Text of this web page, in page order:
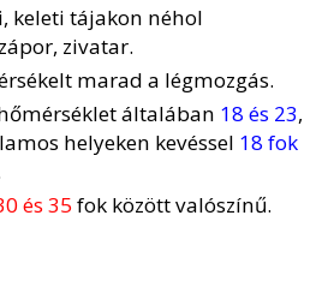
keleti tájakon néhol
zivatar.
marad a légmozgás.
általában 18 és 23,
helyeken kevéssel 18 fok
és 35 fok között valószínű.